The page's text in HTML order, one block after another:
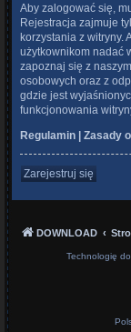
Aby zalogować się,
Rejestracja zajmuje
korzystania z witryny.
użytkownikom nadać
zapoznaj się z
osobowych oraz z
gdzie jest
funkcjonowania
Regulamin | Zasady
Zarejestruj się
DOWNLOAD
Technologię